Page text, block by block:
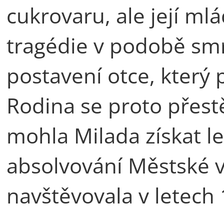
cukrovaru, ale její
tragédie v podobě
postavení otce, který
Rodina se proto
mohla Milada získat
absolvování Městské
navštěvovala v letech